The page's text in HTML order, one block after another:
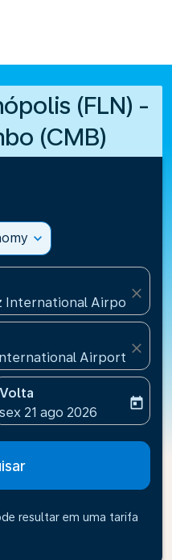
(FLN) -
(CMB)
expand_more
International
close
Airport(CMB),
close
aria-label
Volta
fc-booking-return-date-
sex 21 ago 2026
today
resultar em uma tarifa